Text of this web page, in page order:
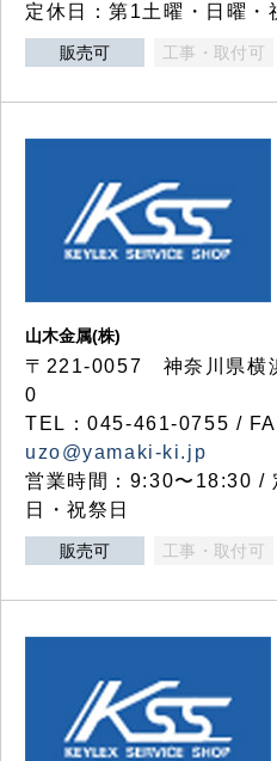
定休日：第1土曜・日曜・
販売可 工事・取付可
山木金属(株)
〒221-0057 神奈川県横
0
TEL：045-461-0755 /
uzo@yamaki-ki.jp
営業時間：9:30〜18:30 /
日・祝祭日
販売可 工事・取付可